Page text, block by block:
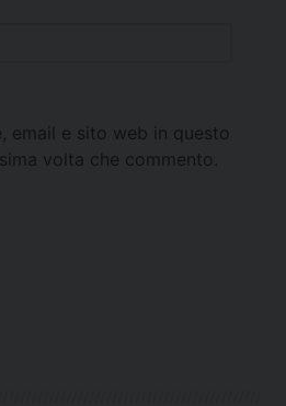
email e sito web in questo
volta che commento.